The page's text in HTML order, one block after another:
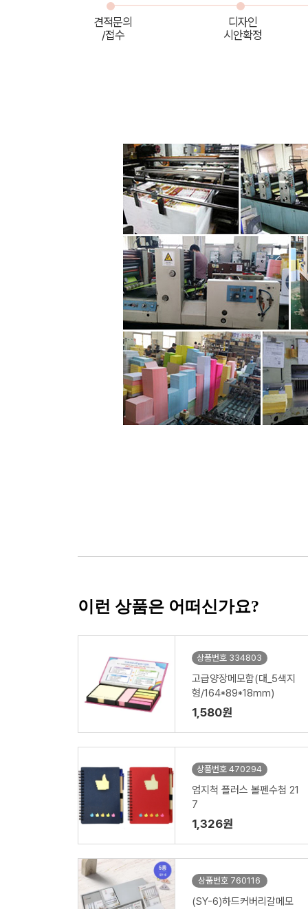
견적문의
/접수
디자인
시안확정
이런 상품은 어떠신가요?
상품번호 334803
고급양장메모함(대_5색지
형/164*89*18mm)
1,580원
상품번호 470294
엄지척 플러스 볼펜수첩 21
7
1,326원
상품번호 760116
(SY-6)하드커버리갈메모